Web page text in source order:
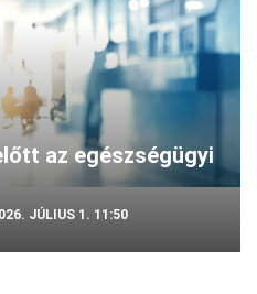
az egészségügyi
JÚLIUS 1. 11:50